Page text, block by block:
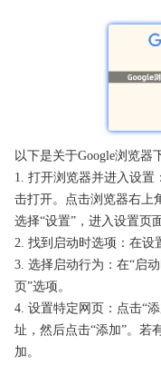
以下是关于Google浏览器
1. 打开浏览器并进入设置
击打开。点击浏览器右上
选择“设置”，进入设置页面
2. 找到启动时选项：在设
3. 选择启动行为：在“启
页”选项。
4. 设置特定网页：点击“
址，然后点击“添加”。若
加。